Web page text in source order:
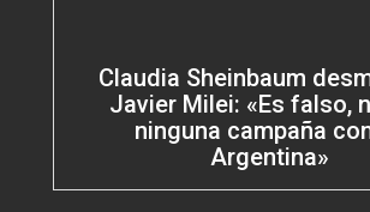
Claudia Sheinbaum
Javier Milei: «Es falso,
ninguna campaña
Argentina»